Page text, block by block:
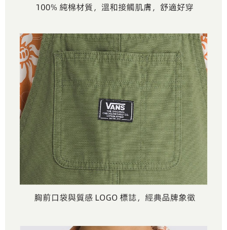
４．使用「AFTEE先享後付」時，將依據個別帳號之用戶狀況，依本公司即
請求用戶進行身份認證。
５．嚴禁一人註冊多個帳號或使用他人資訊註冊。若發現惡意使用之情形，
恩沛科技股份有限公司將有權停止該用戶之使用額度並採取法律行動。